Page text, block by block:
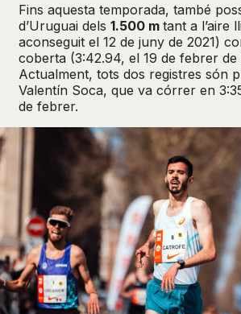
Fins aquesta temporada, també
d’Uruguai dels 1.500 m tant a l’aire
aconseguit el 12 de juny de 2021)
coberta (3:42.94, el 19 de febrer de
Actualment, tots dos registres són
Valentín Soca, que va córrer en
de febrer.